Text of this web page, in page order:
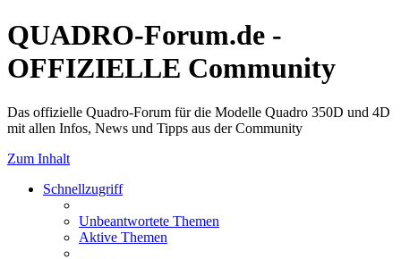
QUADRO-Forum.de -
OFFIZIELLE Community
Das offizielle Quadro-Forum für die Modelle Quadro 350D und 4D
mit allen Infos, News und Tipps aus der Community
Zum Inhalt
Schnellzugriff
Unbeantwortete Themen
Aktive Themen